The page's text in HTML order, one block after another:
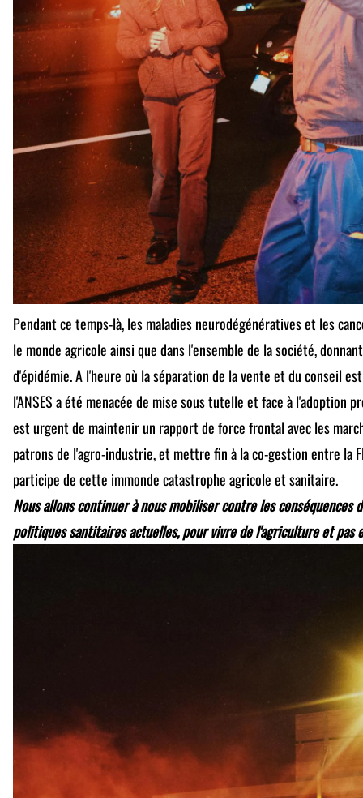
Pendant ce temps-là, les maladies neurodégénératives et les
le monde agricole ainsi que dans l'ensemble de la société,
d'épidémie. A l'heure où la séparation de la vente et du conseil
l'ANSES a été menacée de mise sous tutelle et face à l'adoption
est urgent de maintenir un rapport de force frontal avec les
patrons de l'agro-industrie, et mettre fin à la co-gestion entre la
participe de cette immonde catastrophe agricole et sanitaire.
Nous allons continuer à nous mobiliser contre les conséquences
politiques santitaires actuelles, pour vivre de l'agriculture et pas